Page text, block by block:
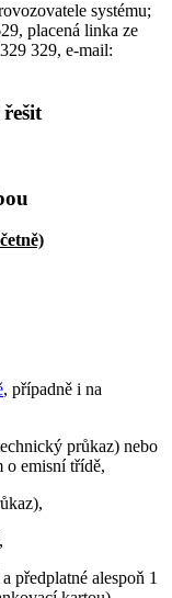
systému;
placená linka ze
329, e-mail:
, případně i na
průkaz) nebo
o emisní třídě,
předplatné alespoň 1